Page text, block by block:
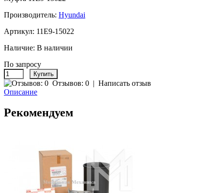
Производитель: Hyundai
Артикул: 11E9-15022
Наличие: В наличии
По запросу
Отзывов: 0 | Написать отзыв
Описание
Рекомендуем